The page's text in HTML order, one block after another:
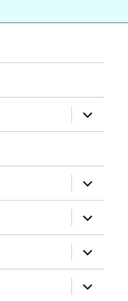
öffnen
öffnen
öffnen
öffnen
öffnen